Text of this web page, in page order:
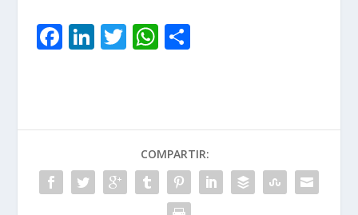
F
o
o
k
Li
dI
n
T W
A
p
p
ar
ti
r
COMPARTIR: